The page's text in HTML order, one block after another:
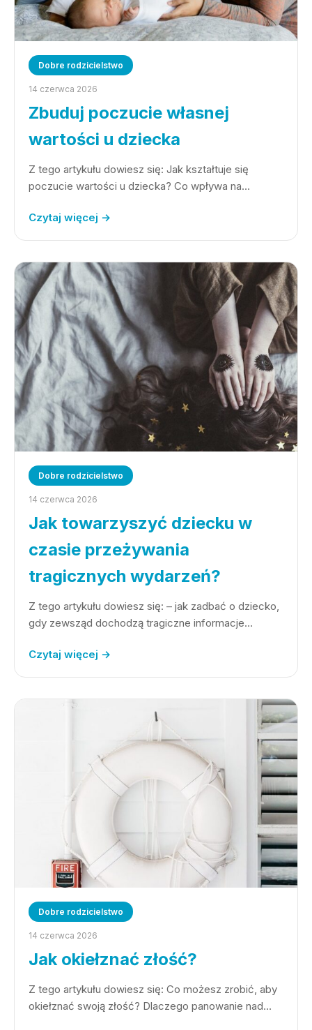
Dobre rodzicielstwo
14 czerwca 2026
Zbuduj poczucie własnej
wartości u dziecka
Z tego artykułu dowiesz się: Jak kształtuje się
poczucie wartości u dziecka? Co wpływa na…
Czytaj więcej →
Dobre rodzicielstwo
14 czerwca 2026
Jak towarzyszyć dziecku w
czasie przeżywania
tragicznych wydarzeń?
Z tego artykułu dowiesz się: – jak zadbać o dziecko,
gdy zewsząd dochodzą tragiczne informacje…
Czytaj więcej →
Dobre rodzicielstwo
14 czerwca 2026
Jak okiełznać złość?
Z tego artykułu dowiesz się: Co możesz zrobić, aby
okiełznać swoją złość? Dlaczego panowanie nad…